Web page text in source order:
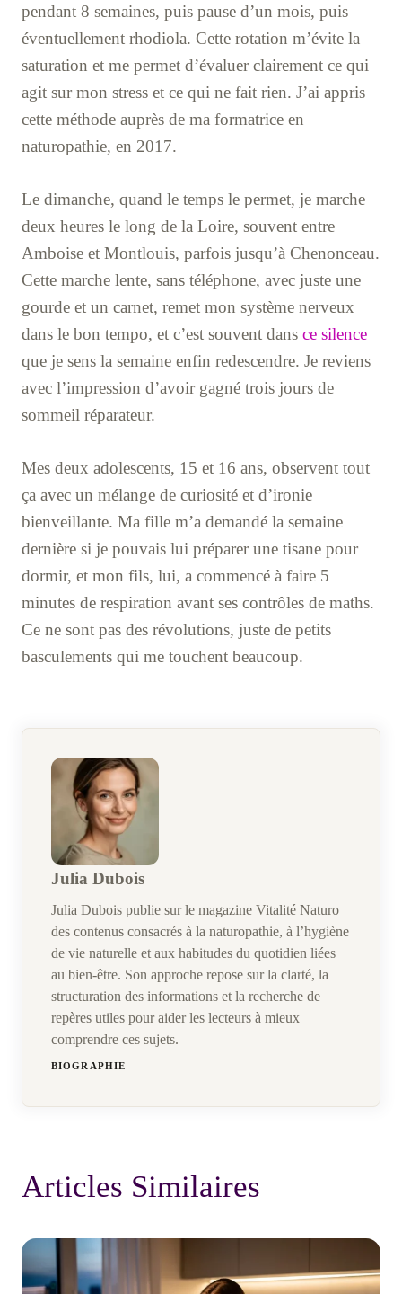
pendant 8 semaines, puis pause d’un mois, puis
éventuellement rhodiola. Cette rotation m’évite la
saturation et me permet d’évaluer clairement ce qui
agit sur mon stress et ce qui ne fait rien. J’ai appris
cette méthode auprès de ma formatrice en
naturopathie, en 2017.
Le dimanche, quand le temps le permet, je marche
deux heures le long de la Loire, souvent entre
Amboise et Montlouis, parfois jusqu’à Chenonceau.
Cette marche lente, sans téléphone, avec juste une
gourde et un carnet, remet mon système nerveux
dans le bon tempo, et c’est souvent dans ce silence
que je sens la semaine enfin redescendre. Je reviens
avec l’impression d’avoir gagné trois jours de
sommeil réparateur.
Mes deux adolescents, 15 et 16 ans, observent tout
ça avec un mélange de curiosité et d’ironie
bienveillante. Ma fille m’a demandé la semaine
dernière si je pouvais lui préparer une tisane pour
dormir, et mon fils, lui, a commencé à faire 5
minutes de respiration avant ses contrôles de maths.
Ce ne sont pas des révolutions, juste de petits
basculements qui me touchent beaucoup.
Julia Dubois
Julia Dubois publie sur le magazine Vitalité Naturo
des contenus consacrés à la naturopathie, à l’hygiène
de vie naturelle et aux habitudes du quotidien liées
au bien-être. Son approche repose sur la clarté, la
structuration des informations et la recherche de
repères utiles pour aider les lecteurs à mieux
comprendre ces sujets.
BIOGRAPHIE
Articles Similaires